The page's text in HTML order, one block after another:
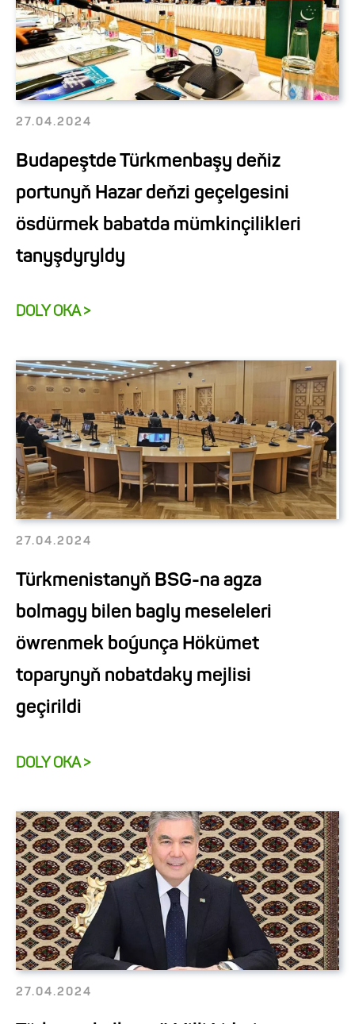
27.04.2024
Budapeştde Türkmenbaşy deňiz
portunyň Hazar deňzi geçelgesini
ösdürmek babatda mümkinçilikleri
tanyşdyryldy
DOLY OKA >
27.04.2024
Türkmenistanyň BSG-na agza
bolmagy bilen bagly meseleleri
öwrenmek boýunça Hökümet
toparynyň nobatdaky mejlisi
geçirildi
DOLY OKA >
27.04.2024